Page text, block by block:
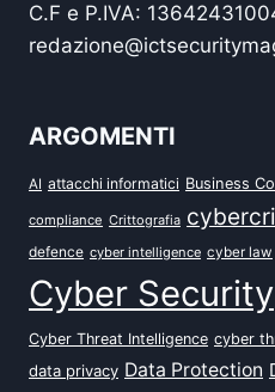
C.F e P.IVA:
ARGOMENTI
AI attacchi informatici Business
compliance Crittografia
defence cyber intelligence cyber law
Cyber Security
Cyber Threat Intelligence cyber
data privacy Data Protection